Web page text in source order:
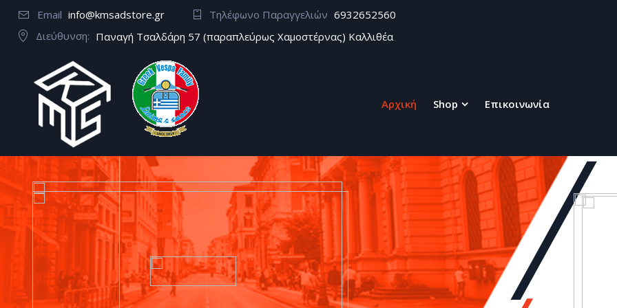
Email info@kmsadstore.gr Τηλέφωνο Παραγγελιών 6932652560
Διεύθυνση: Παναγή Τσαλδάρη 57 (παραπλεύρως Χαμοστέρνας) Καλλιθέα
Αρχική Shop Επικοινωνία